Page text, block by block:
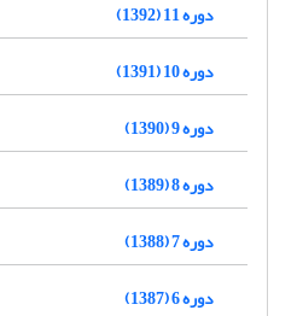
دوره 11 (1392)
دوره 10 (1391)
دوره 9 (1390)
دوره 8 (1389)
دوره 7 (1388)
دوره 6 (1387)